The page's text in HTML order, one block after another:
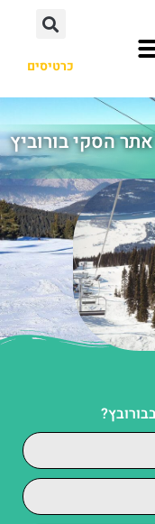
כרטיסים
הסקי בורוביץ